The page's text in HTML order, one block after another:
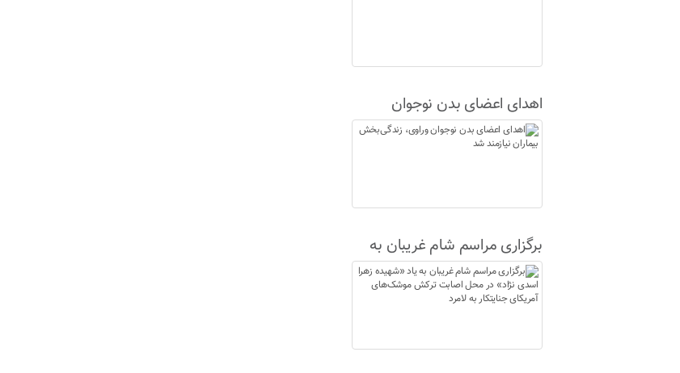
اهدای اعضای بدن نوجوان
وراوی، زندگی‌بخش بیماران
نیازمند شد
برگزاری مراسم شام غریبان به
یاد «شهیده زهرا اسدی نژاد» در
محل اصابت ترکش موشک‌های